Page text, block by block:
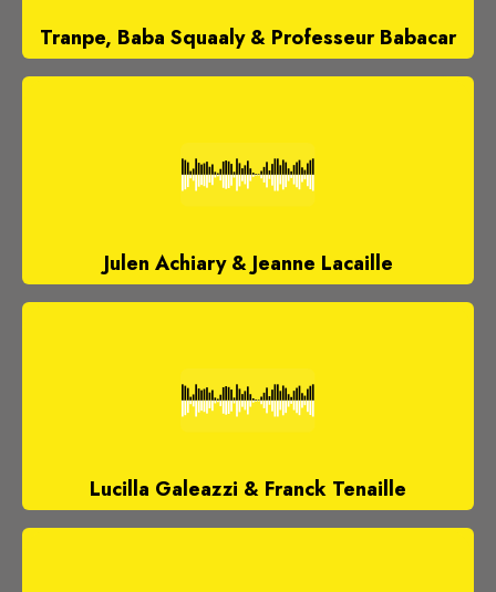
Tranpe, Baba Squaaly & Professeur Babacar
Julen Achiary & Jeanne Lacaille
Lucilla Galeazzi & Franck Tenaille